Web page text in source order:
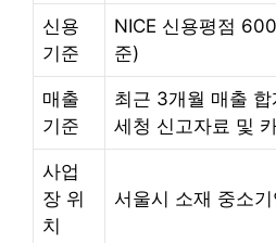
신용
기준
NICE 신용평점
준)
매출
기준
최근 3개월 매출
세청 신고자료 및
사업
장 위
치
서울시 소재 중소